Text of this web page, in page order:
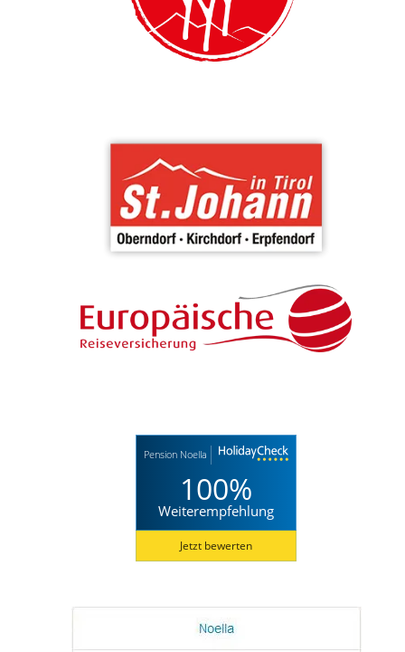
Pension Noella
100%
Weiterempfehlung
Jetzt bewerten